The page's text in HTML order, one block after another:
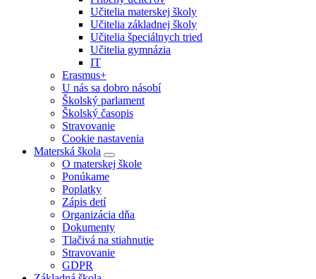
Učitelia materskej školy
Učitelia základnej školy
Učitelia špeciálnych tried
Učitelia gymnázia
IT
Erasmus+
U nás sa dobro násobí
Školský parlament
Školský časopis
Stravovanie
Cookie nastavenia
Materská škola
O materskej škole
Ponúkame
Poplatky
Zápis detí
Organizácia dňa
Dokumenty
Tlačivá na stiahnutie
Stravovanie
GDPR